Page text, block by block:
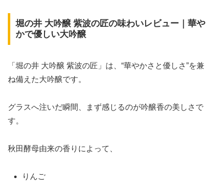
堀の井 大吟醸 紫波の匠の味わいレビュー｜華や
かで優しい大吟醸
「堀の井 大吟醸 紫波の匠」は、“華やかさと優しさ”を兼
ね備えた大吟醸です。
グラスへ注いだ瞬間、まず感じるのが吟醸香の美しさで
す。
秋田酵母由来の香りによって、
りんご